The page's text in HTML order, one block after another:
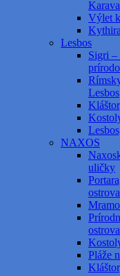
Výlet
Lesbos
Sigri –
Lesbos
NAXOS
uličky
Pláže